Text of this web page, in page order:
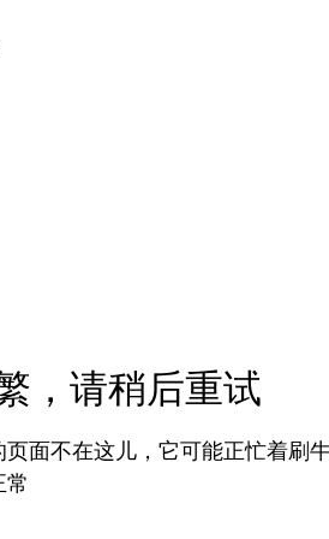
，请稍后重试
页面不在这儿，它可能正忙着刷
常